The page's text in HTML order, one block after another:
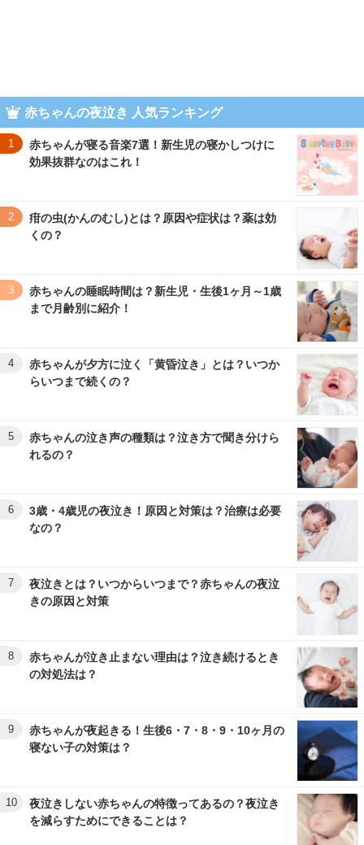
赤ちゃんの夜泣き 人気ランキング
1
赤ちゃんが寝る音楽7選！新生児の寝かしつけに
効果抜群なのはこれ！
2
疳の虫(かんのむし)とは？原因や症状は？薬は効
くの？
3
赤ちゃんの睡眠時間は？新生児・生後1ヶ月～1歳
まで月齢別に紹介！
4
赤ちゃんが夕方に泣く「黄昏泣き」とは？いつか
らいつまで続くの？
5
赤ちゃんの泣き声の種類は？泣き方で聞き分けら
れるの？
6
3歳・4歳児の夜泣き！原因と対策は？治療は必要
なの？
7
夜泣きとは？いつからいつまで？赤ちゃんの夜泣
きの原因と対策
8
赤ちゃんが泣き止まない理由は？泣き続けるとき
の対処法は？
9
赤ちゃんが夜起きる！生後6・7・8・9・10ヶ月の
寝ない子の対策は？
10
夜泣きしない赤ちゃんの特徴ってあるの？夜泣き
を減らすためにできることは？